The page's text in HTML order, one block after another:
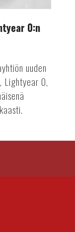
0:n
uuden
Lightyear 0,